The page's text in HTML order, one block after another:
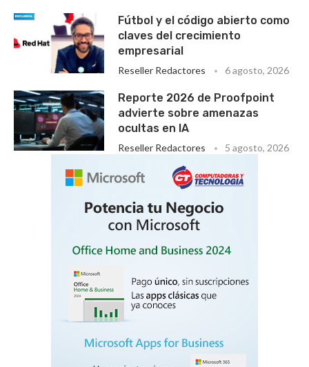
Fútbol y el código abierto como
claves del crecimiento
empresarial
Reseller Redactores 6 agosto, 2026
Reporte 2026 de Proofpoint
advierte sobre amenazas
ocultas en IA
Reseller Redactores 5 agosto, 2026